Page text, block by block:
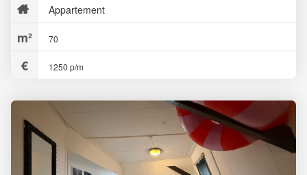
Appartement
70
1250 p/m